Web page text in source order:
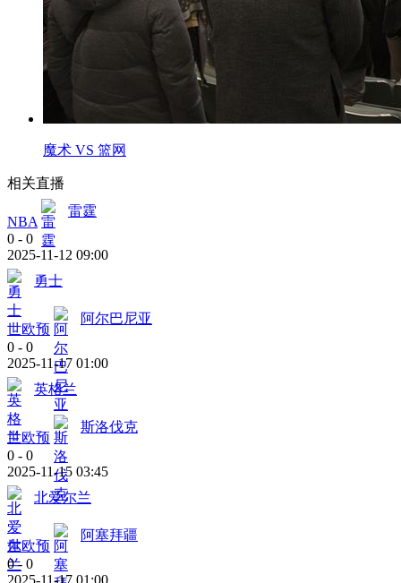
魔术 VS 篮网
相关直播
NBA
雷霆
0 - 0
2025-11-12 09:00
勇士
世欧预
阿尔巴尼亚
0 - 0
2025-11-17 01:00
英格兰
世欧预
斯洛伐克
0 - 0
2025-11-15 03:45
北爱尔兰
世欧预
阿塞拜疆
0 - 0
2025-11-17 01:00